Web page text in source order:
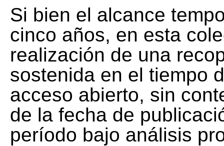
Si bien el alcance
cinco años, en esta
realización de una
sostenida en el tiempo
acceso abierto, sin
de la fecha de
período bajo análisis